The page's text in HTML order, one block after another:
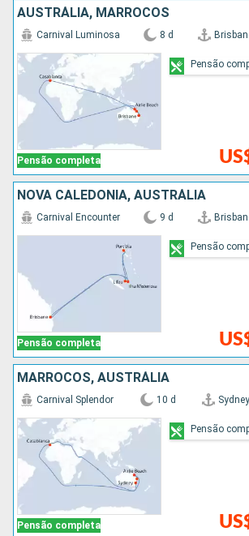
AUSTRÁLIA, MARROCOS
Pensão completa
Carnival Luminosa 8 d
Pensão
NOVA CALEDÔNIA, AUSTRÁLIA
Pensão completa
Carnival Encounter 9 d
Pensão
MARROCOS, AUSTRÁLIA
Pensão completa
Carnival Splendor 10 d Sydney
Pensão